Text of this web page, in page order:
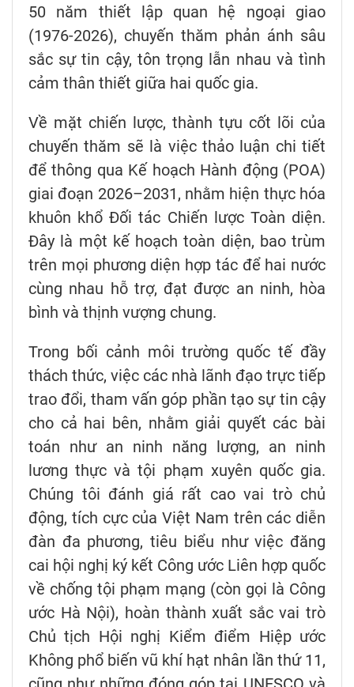
50 năm thiết lập quan hệ ngoại giao
(1976-2026), chuyến thăm phản ánh sâu
sắc sự tin cậy, tôn trọng lẫn nhau và tình
cảm thân thiết giữa hai quốc gia.
Về mặt chiến lược, thành tựu cốt lõi của
chuyến thăm sẽ là việc thảo luận chi tiết
để thông qua Kế hoạch Hành động (POA)
giai đoạn 2026–2031, nhằm hiện thực hóa
khuôn khổ Đối tác Chiến lược Toàn diện.
Đây là một kế hoạch toàn diện, bao trùm
trên mọi phương diện hợp tác để hai nước
cùng nhau hỗ trợ, đạt được an ninh, hòa
bình và thịnh vượng chung.
Trong bối cảnh môi trường quốc tế đầy
thách thức, việc các nhà lãnh đạo trực tiếp
trao đổi, tham vấn góp phần tạo sự tin cậy
cho cả hai bên, nhằm giải quyết các bài
toán như an ninh năng lượng, an ninh
lương thực và tội phạm xuyên quốc gia.
Chúng tôi đánh giá rất cao vai trò chủ
động, tích cực của Việt Nam trên các diễn
đàn đa phương, tiêu biểu như việc đăng
cai hội nghị ký kết Công ước Liên hợp quốc
về chống tội phạm mạng (còn gọi là Công
ước Hà Nội), hoàn thành xuất sắc vai trò
Chủ tịch Hội nghị Kiểm điểm Hiệp ước
Không phổ biến vũ khí hạt nhân lần thứ 11,